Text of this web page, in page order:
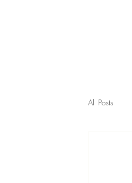
All Posts